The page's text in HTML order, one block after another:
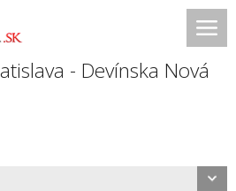
- Devínska Nová